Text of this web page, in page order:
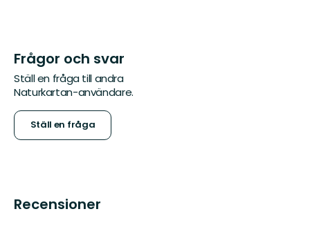
Frågor och svar
Ställ en fråga till andra
Naturkartan-användare.
Ställ en fråga
Recensioner